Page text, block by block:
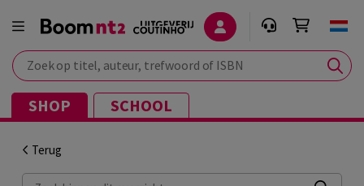
Zoek op titel, auteur, trefwoord of ISBN
SHOP SCHOOL
Terug